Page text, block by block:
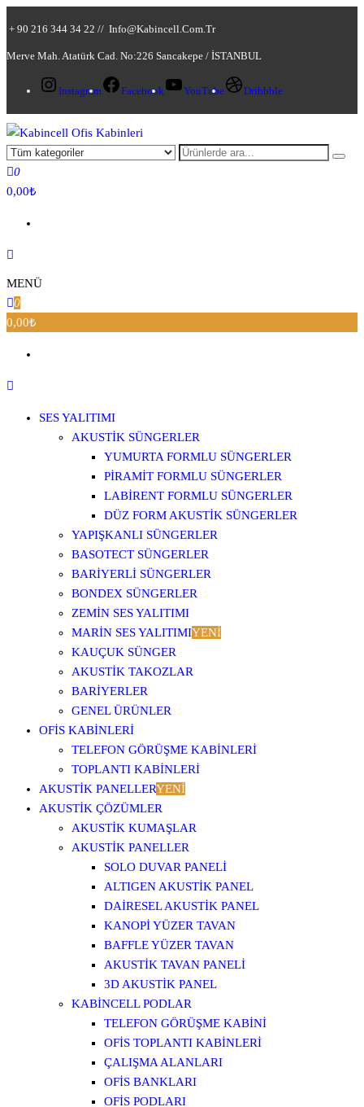
+ 90 216 344 34 22 // Info@kabincell.com.tr
Merve Mah. Atatürk Cad. No:226 Sancakepe / İSTANBUL
Instagram Facebook YouTube Dribbble
Kabincell Ofis Kabinleri
0
0,00₺
MENÜ
0
0,00₺
SES YALITIMI
AKUSTIK SÜNGERLER
YUMURTA FORMLU SÜNGERLER
PIRAMIT FORMLU SÜNGERLER
LABIRENT FORMLU SÜNGERLER
DÜZ FORM AKUSTIK SÜNGERLER
YAPIŞKANLI SÜNGERLER
BASOTECT SÜNGERLER
BARIYERLI SÜNGERLER
BONDEX SÜNGERLER
ZEMIN SES YALITIMI
MARIN SES YALITIMIYENİ
KAUÇUK SÜNGER
AKUSTIK TAKOZLAR
BARIYERLER
GENEL ÜRÜNLER
OFİS KABİNLERİ
TELEFON GÖRÜŞME KABINLERI
TOPLANTI KABINLERI
AKUSTİK PANELLERYENİ
AKUSTIK ÇÖZÜMLER
AKUSTIK KUMAŞLAR
AKUSTIK PANELLER
SOLO DUVAR PANELI
ALTIGEN AKUSTIK PANEL
DAIRESEL AKUSTIK PANEL
KANOPI YÜZER TAVAN
BAFFLE YÜZER TAVAN
AKUSTIK TAVAN PANELI
3D AKUSTIK PANEL
KABINCELL PODLAR
TELEFON GÖRÜŞME KABINI
OFIS TOPLANTI KABINLERI
ÇALIŞMA ALANLARI
OFIS BANKLARI
OFIS PODLARI